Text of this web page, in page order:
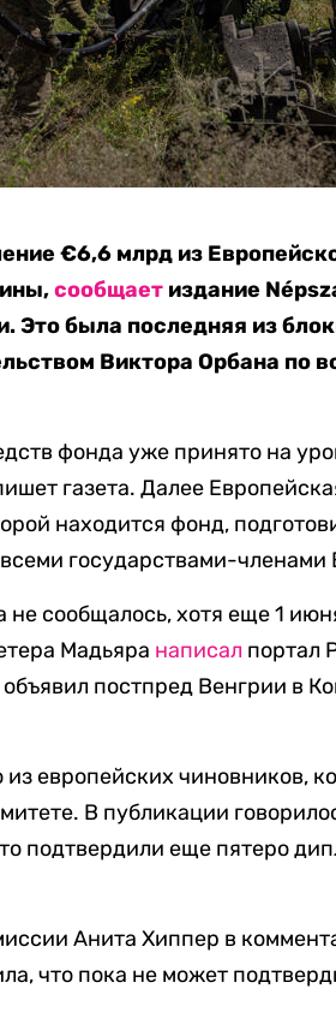
€6,6 млрд из
сообщает издание
Это была последняя из
Виктора Орбана по
фонда уже принято на
газета. Далее
находится фонд,
государствами-членами
не сообщалось, хотя еще 1
Мадьяра написал портал
постпред Венгрии в
из европейских чиновников,
В публикации
подтвердили еще пятеро
Анита Хиппер в
что пока не может